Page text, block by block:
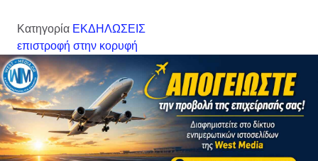
Κατηγορία ΕΚΔΗΛΩΣΕΙΣ
επιστροφή στην κορυφή